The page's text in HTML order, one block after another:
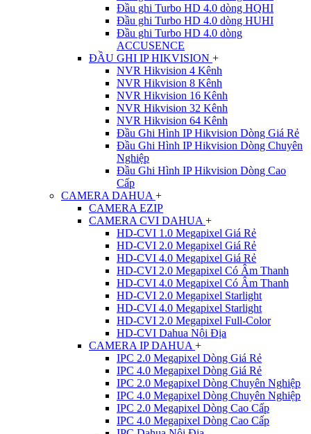
Đầu ghi Turbo HD 4.0 dòng HQHI
Đầu ghi Turbo HD 4.0 dòng HUHI
Đầu ghi Turbo HD 4.0 dòng
ACCUSENCE
ĐẦU GHI IP HIKVISION +
NVR Hikvision 4 Kênh
NVR Hikvision 8 Kênh
NVR Hikvision 16 Kênh
NVR Hikvision 32 Kênh
NVR Hikvision 64 Kênh
Đầu Ghi Hình IP Hikvision Dòng Giá Rẻ
Đầu Ghi Hình IP Hikvision Dòng Chuyên
Nghiệp
Đầu Ghi Hình IP Hikvision Dòng Cao
Cấp
CAMERA DAHUA +
CAMERA EZIP
CAMERA CVI DAHUA +
HD-CVI 1.0 Megapixel Giá Rẻ
HD-CVI 2.0 Megapixel Giá Rẻ
HD-CVI 4.0 Megapixel Giá Rẻ
HD-CVI 2.0 Megapixel Có Âm Thanh
HD-CVI 4.0 Megapixel Có Âm Thanh
HD-CVI 2.0 Megapixel Starlight
HD-CVI 4.0 Megapixel Starlight
HD-CVI 2.0 Megapixel Full-Color
HD-CVI Dahua Nội Địa
CAMERA IP DAHUA +
IPC 2.0 Megapixel Dòng Giá Rẻ
IPC 4.0 Megapixel Dòng Giá Rẻ
IPC 2.0 Megapixel Dòng Chuyên Nghiệp
IPC 4.0 Megapixel Dòng Chuyên Nghiệp
IPC 2.0 Megapixel Dòng Cao Cấp
IPC 4.0 Megapixel Dòng Cao Cấp